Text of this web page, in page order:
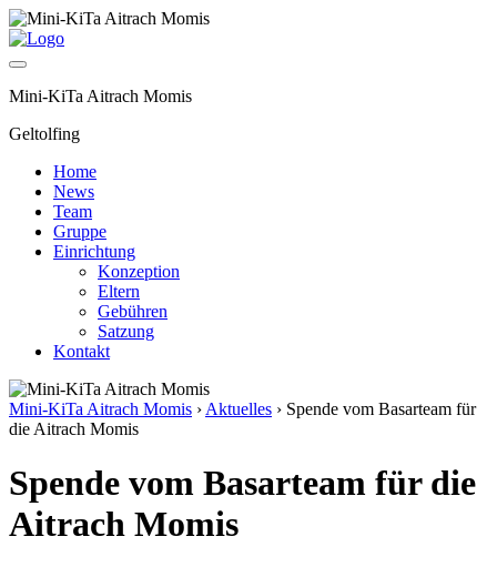
Mini-KiTa Aitrach Momis
Geltolfing
Home
News
Team
Gruppe
Einrichtung
Konzeption
Eltern
Gebühren
Satzung
Kontakt
Mini-KiTa Aitrach Momis › Aktuelles › Spende vom Basarteam für
die Aitrach Momis
Spende vom Basarteam für die
Aitrach Momis